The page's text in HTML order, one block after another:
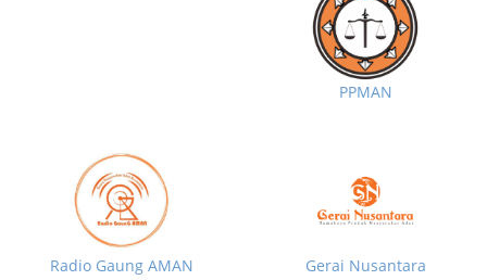
PPMAN
Radio Gaung AMAN Gerai Nusantara